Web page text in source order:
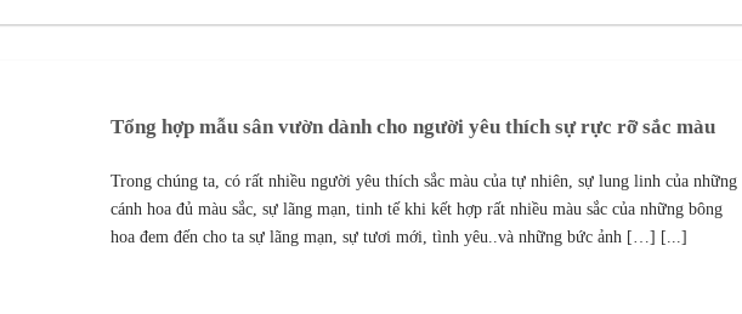
Tổng hợp mẫu sân vườn dành cho người yêu thích sự rực rỡ sắc màu
Trong chúng ta, có rất nhiều người yêu thích sắc màu của tự nhiên, sự lung linh của những
cánh hoa đủ màu sắc, sự lãng mạn, tinh tế khi kết hợp rất nhiều màu sắc của những bông
hoa đem đến cho ta sự lãng mạn, sự tươi mới, tình yêu..và những bức ảnh […] [...]